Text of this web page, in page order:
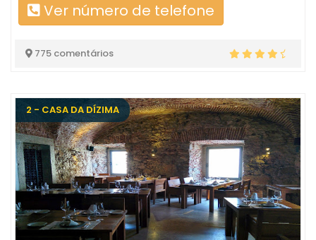
Ver número de telefone
775 comentários
2 - CASA DA DÍZIMA